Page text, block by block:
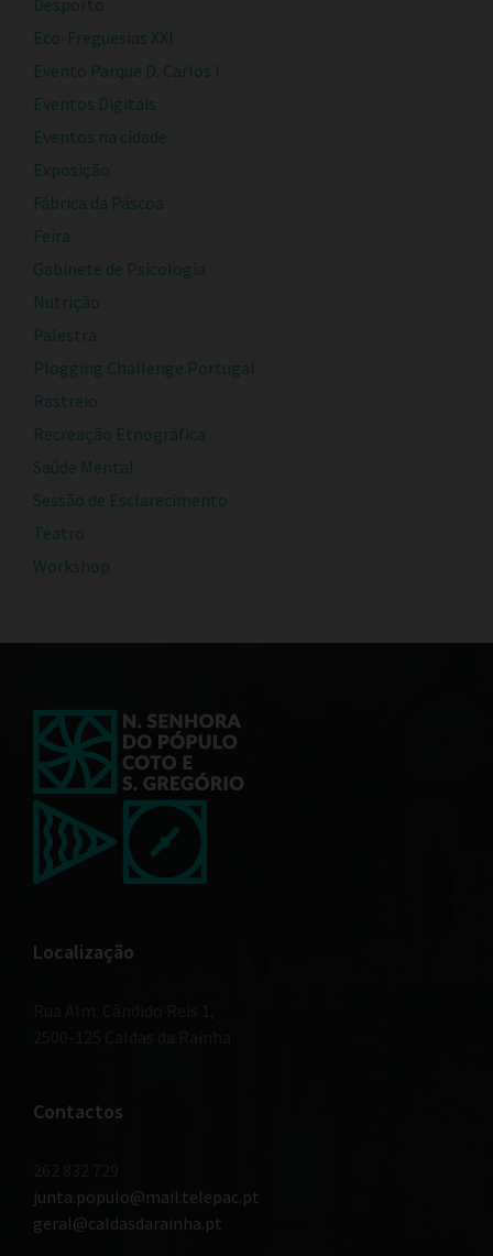
Eco-Freguesias XXI
Evento Parque D. Carlos I
Eventos Digitais
Eventos na cidade
Exposição
Fábrica da Páscoa
Feira
Gabinete de Psicologia
Nutrição
Palestra
Plogging Challenge Portugal
Rastreio
Recreação Etnográfica
Saúde Mental
Sessão de Esclarecimento
Teatro
Workshop
Localização
Contactos
junta.populo@mail.telepac.pt
geral@caldasdarainha.pt